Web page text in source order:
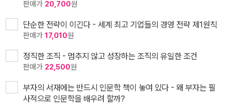
판매가 20,700원
단순한 전략이 이긴다 - 세계 최고 기업들의 경영 전략 제1원칙
판매가 17,010원
정직한 조직 - 멈추지 않고 성장하는 조직의 유일한 조건
판매가 22,500원
부자의 서재에는 반드시 인문학 책이 놓여 있다 - 왜 부자는 필
사적으로 인문학을 배우려 할까?